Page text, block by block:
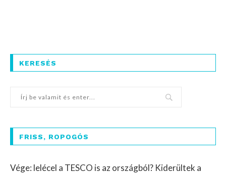
KERESÉS
FRISS, ROPOGÓS
Vége: lelécel a TESCO is az országból? Kiderültek a